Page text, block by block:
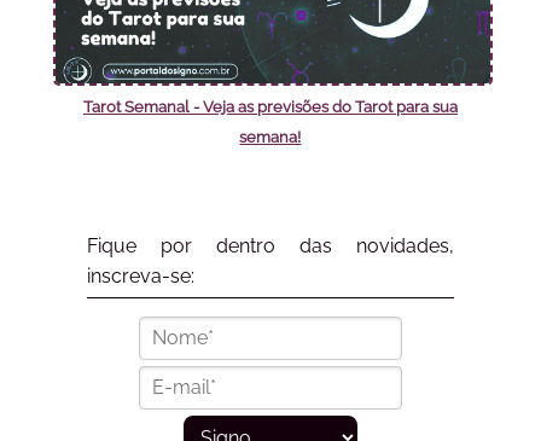
Tarot Semanal - Veja as previsões do Tarot para sua
semana!
Fique por dentro das novidades,
inscreva-se: